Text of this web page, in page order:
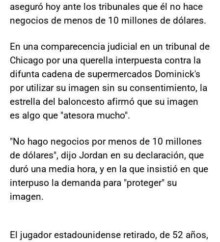
aseguró hoy ante los tribunales que él no hace
negocios de menos de 10 millones de dólares.
En una comparecencia judicial en un tribunal de
Chicago por una querella interpuesta contra la
difunta cadena de supermercados Dominick's
por utilizar su imagen sin su consentimiento, la
estrella del baloncesto afirmó que su imagen
es algo que "atesora mucho".
"No hago negocios por menos de 10 millones
de dólares", dijo Jordan en su declaración, que
duró una media hora, y en la que insistió en que
interpuso la demanda para "proteger" su
imagen.
El jugador estadounidense retirado, de 52 años,